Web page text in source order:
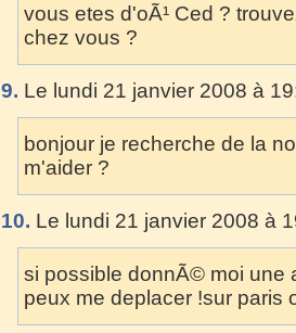
vous etes d'oÃ¹ Ced ?
chez vous ?
9. Le lundi 21 janvier 2008 à
bonjour je recherche de la
m'aider ?
10. Le lundi 21 janvier 2008 à
si possible donnÃ© moi une
peux me deplacer !sur paris